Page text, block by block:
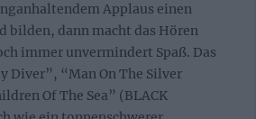
Applaus einen
bilden, dann macht das Hören
immer unvermindert Spaß. Das
Diver”, “Man On The Silver
Of The Sea” (BLACK